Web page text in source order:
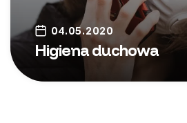
04.05.2020
Higiena duchowa